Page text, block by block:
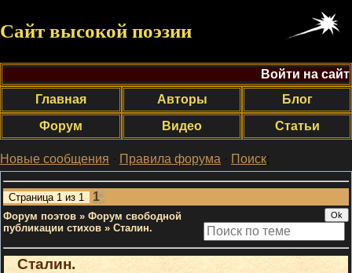
Сайт высокой поэзии
Войти на сайт
Главная
Авторы
Блог
Форум
Видео Статьи
Новые сообщения · Правила форума · Поиск;
Страница 1 из 1 1
Форум поэтов » Форум свободной
публикации стихов » Сталин.
Сталин.